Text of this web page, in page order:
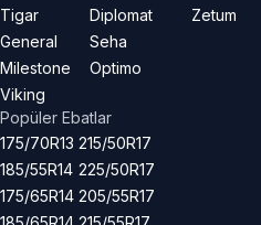
Tigar
General
Milestone
Viking
Diplomat
Seha
Optimo
Zetum
Popüler Ebatlar
175/70R13
185/55R14
175/65R14
215/50R17
225/50R17
205/55R17